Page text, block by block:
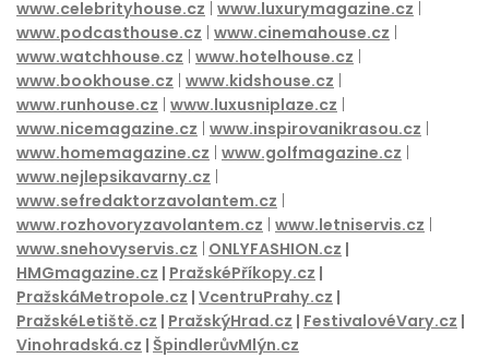
www.celebrityhouse.cz www.luxurymagazine.cz
www.podcasthouse.cz www.cinemahouse.cz
www.watchhouse.cz www.hotelhouse.cz
www.bookhouse.cz www.kidshouse.cz
www.runhouse.cz www.luxusniplaze.cz
www.nicemagazine.cz www.inspirovanikrasou.cz
www.homemagazine.cz www.golfmagazine.cz
www.nejlepsikavarny.cz
www.sefredaktorzavolantem.cz
www.rozhovoryzavolantem.cz www.letniservis.cz
www.snehovyservis.cz ONLYFASHION.cz |
HMGmagazine.cz | PražskéPříkopy.cz |
PražskáMetropole.cz | VcentruPrahy.cz |
PražskéLetiště.cz | PražskýHrad.cz | FestivalovéVary.cz |
Vinohradská.cz | ŠpindlerůvMlýn.cz